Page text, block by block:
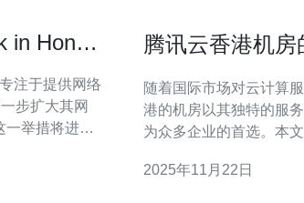
in Hong
步扩大其网
一举措将进一
对网络连接
腾讯云香港机
随着国际市场对云计算
港的机房以其独特的服
为众多企业的首选。本
面地了解其优势与不足。 腾讯云香港机房的服务特点是什
2025年11月22日